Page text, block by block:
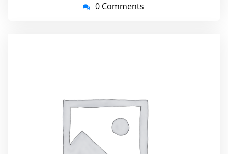
0 Comments